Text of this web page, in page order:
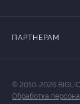
ПАРТНЕРАМ
© 2010-2026
Обработка